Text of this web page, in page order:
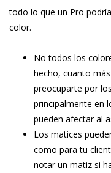
todo lo que un Pro
color.
No todos los
hecho, cuanto
preocuparte por
principalmente en
pueden afectar al
Los matices
como para tu
notar un matiz si